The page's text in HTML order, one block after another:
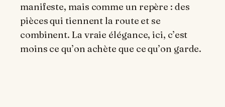
manifeste, mais comme un repère : des
pièces qui tiennent la route et se
combinent. La vraie élégance, ici, c’est
moins ce qu’on achète que ce qu’on garde.